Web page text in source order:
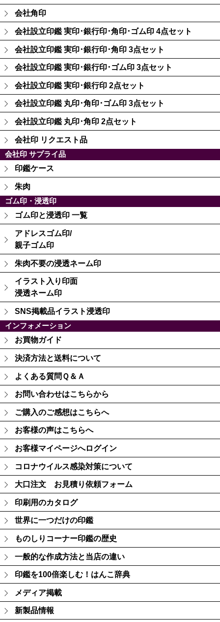
会社角印
会社設立印鑑 実印･銀行印･角印･ゴム印 4点セット
会社設立印鑑 実印･銀行印･角印 3点セット
会社設立印鑑 実印･銀行印･ゴム印 3点セット
会社設立印鑑 実印･銀行印 2点セット
会社設立印鑑 丸印･角印･ゴム印 3点セット
会社設立印鑑 丸印･角印 2点セット
会社印 リクエスト品
会社印 サプライ品
印鑑ケース
朱肉
ゴム印・浸透印
ゴム印と浸透印 一覧
アドレスゴム印/
親子ゴム印
朱肉不要の浸透ネーム印
イラスト入り印面
浸透ネーム印
SNS掲載品イラスト浸透印
インフォメーション
お買物ガイド
決済方法と送料について
よくある質問Ｑ＆Ａ
お問い合わせはこちらから
ご購入のご感想はこちらへ
お客様の声はこちらへ
お客様マイページへログイン
コロナウイルス感染対策について
大口注文 お見積り依頼フォーム
印刷用のカタログ
世界に一つだけの印鑑
ものしりコーナー印鑑の歴史
一般的な作成方法と当店の違い
印鑑を100倍楽しむ！はんこ辞典
メディア掲載
新製品情報